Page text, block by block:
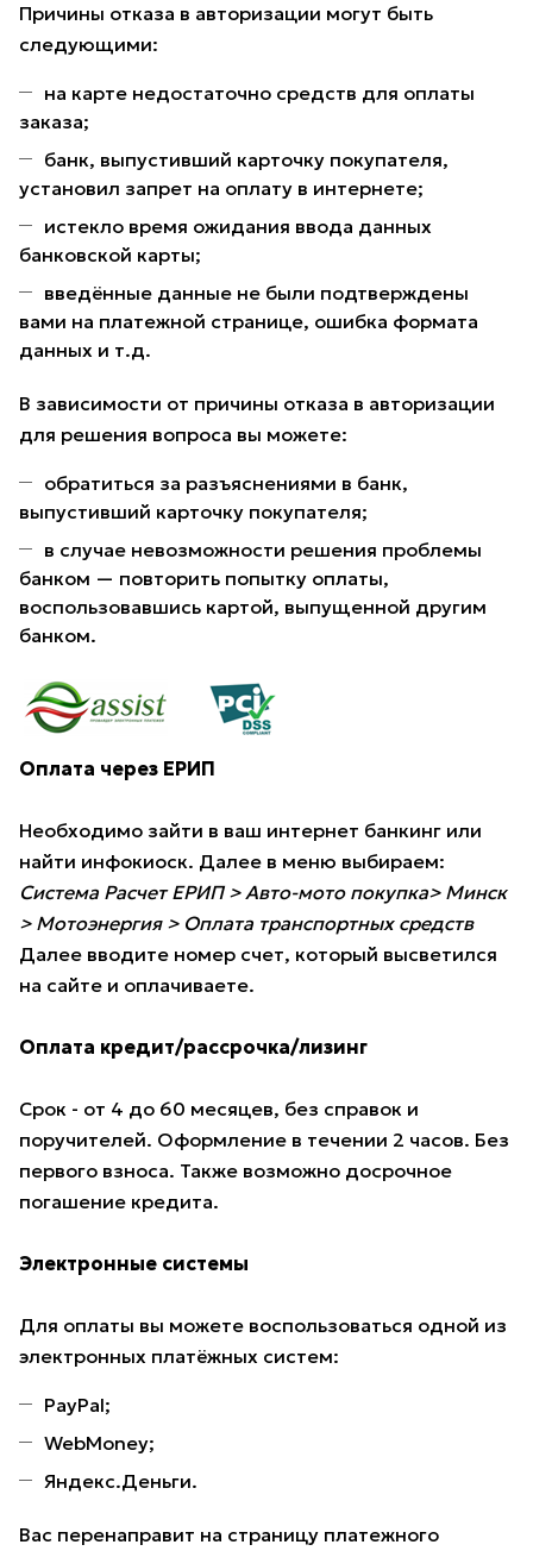
Причины отказа в авторизации могут быть
следующими:
на карте недостаточно средств для оплаты
заказа;
банк, выпустивший карточку покупателя,
установил запрет на оплату в интернете;
истекло время ожидания ввода данных
банковской карты;
введённые данные не были подтверждены
вами на платежной странице, ошибка формата
данных и т.д.
В зависимости от причины отказа в авторизации
для решения вопроса вы можете:
обратиться за разъяснениями в банк,
выпустивший карточку покупателя;
в случае невозможности решения проблемы
банком — повторить попытку оплаты,
воспользовавшись картой, выпущенной другим
банком.
Оплата через ЕРИП
Необходимо зайти в ваш интернет банкинг или
найти инфокиоск. Далее в меню выбираем:
Система Расчет ЕРИП > Авто-мото покупка> Минск
> Мотоэнергия > Оплата транспортных средств
Далее вводите номер счет, который высветился
на сайте и оплачиваете.
Оплата кредит/рассрочка/лизинг
Срок - от 4 до 60 месяцев, без справок и
поручителей. Оформление в течении 2 часов. Без
первого взноса. Также возможно досрочное
погашение кредита.
Электронные системы
Для оплаты вы можете воспользоваться одной из
электронных платёжных систем:
PayPal;
WebMoney;
Яндекс.Деньги.
Вас перенаправит на страницу платежного